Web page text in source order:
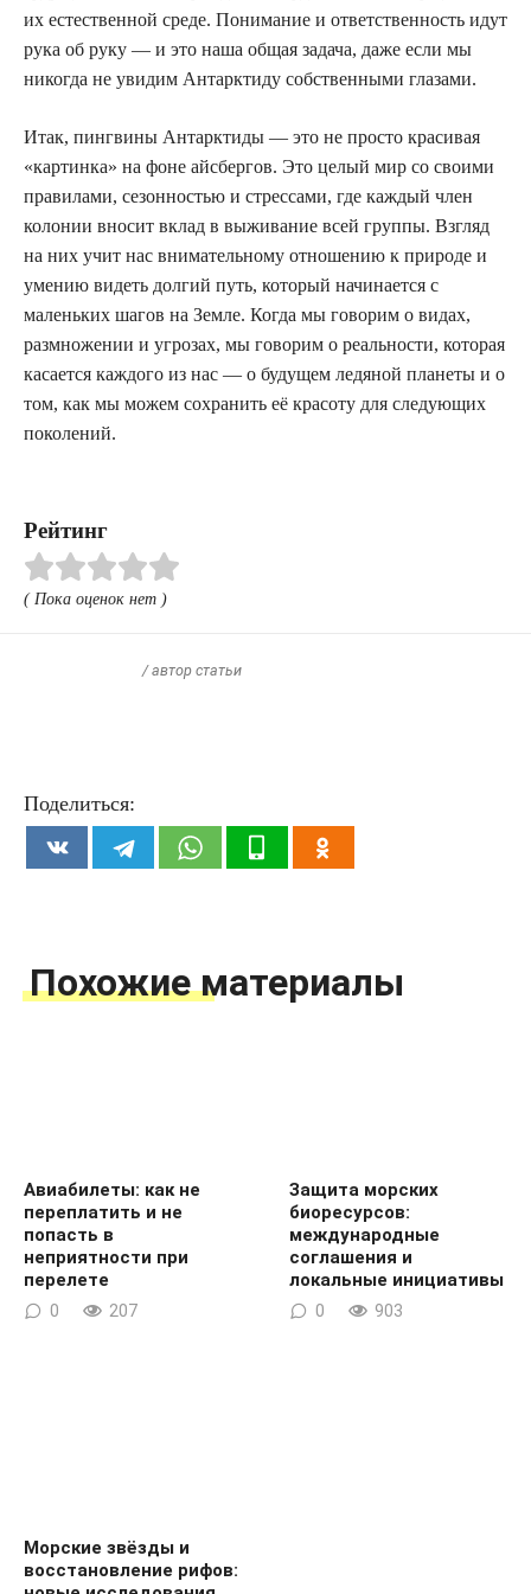
их естественной среде. Понимание и ответственность идут
рука об руку — и это наша общая задача, даже если мы
никогда не увидим Антарктиду собственными глазами.
Итак, пингвины Антарктиды — это не просто красивая
«картинка» на фоне айсбергов. Это целый мир со своими
правилами, сезонностью и стрессами, где каждый член
колонии вносит вклад в выживание всей группы. Взгляд
на них учит нас внимательному отношению к природе и
умению видеть долгий путь, который начинается с
маленьких шагов на Земле. Когда мы говорим о видах,
размножении и угрозах, мы говорим о реальности, которая
касается каждого из нас — о будущем ледяной планеты и о
том, как мы можем сохранить её красоту для следующих
поколений.
Рейтинг
( Пока оценок нет )
/ автор статьи
Поделиться:
Похожие материалы
Авиабилеты: как не
переплатить и не
попасть в
неприятности при
перелете
0 207
Защита морских
биоресурсов:
международные
соглашения и
локальные инициативы
0 903
Морские звёзды и
восстановление рифов: